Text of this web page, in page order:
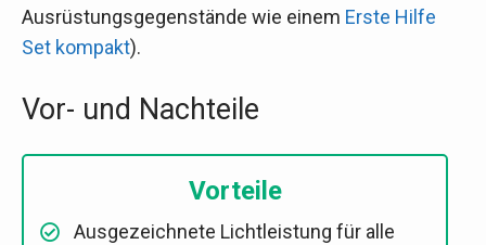
Ausrüstungsgegenstände wie einem Erste Hilfe
Set kompakt).
Vor- und Nachteile
Vorteile
Ausgezeichnete Lichtleistung für alle